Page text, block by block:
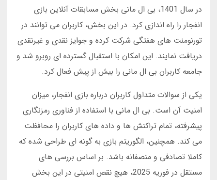
در سال 1401، بی ال مانی بخش مسابقات آنلاین بازی
انفجار را راه اندازی کرد. در این بخش، کاربران می توانند در
تورنومنت های هفتگی شرکت کرده و جوایز نقدی و غیرنقدی
دریافت نمایند. این امکان با استقبال گسترده ای روبرو شد و
جامعه کاربران بی ال مانی را بیش از پیش فعال کرد.
یکی از سوالات متداول کاربران درباره بازی انفجار، میزان
امنیت آن است. بی ال مانی با استفاده از فناوری رمزنگاری
پیشرفته، تمام تراکنش ها و داده های کاربران را محافظت
می کند. همچنین، الگوریتم بازی به گونه ای طراحی شده که
کاملا تصادفی و منصفانه باشد. بر اساس بررسی های
مستقل در فوریه 2025، هیچ نقص امنیتی در این بخش